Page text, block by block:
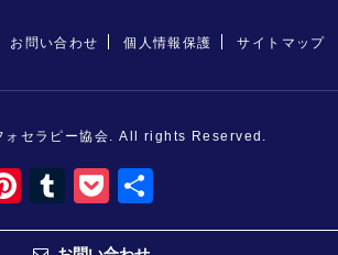
お問い合わせ 個人情報保護 サイトマップ
ォセラピー協会. All rights Reserved.
t
T
b
l
P
k
e